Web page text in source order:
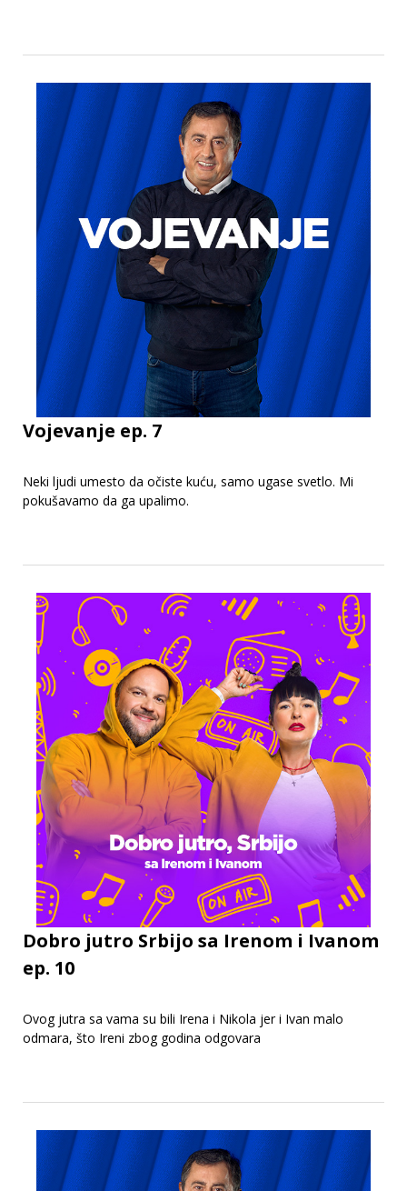
Vojevanje ep. 7
Neki ljudi umesto da očiste kuću, samo ugase svetlo. Mi
pokušavamo da ga upalimo.
Dobro jutro Srbijo sa Irenom i Ivanom
ep. 10
Ovog jutra sa vama su bili Irena i Nikola jer i Ivan malo
odmara, što Ireni zbog godina odgovara